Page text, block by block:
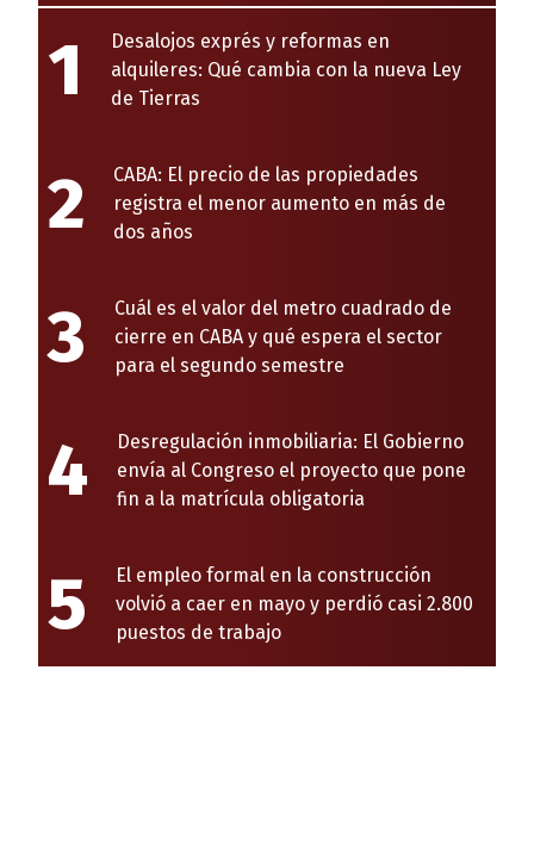
1
Desalojos exprés y reformas en
alquileres: Qué cambia con la nueva Ley
de Tierras
2
CABA: El precio de las propiedades
registra el menor aumento en más de
dos años
3
Cuál es el valor del metro cuadrado de
cierre en CABA y qué espera el sector
para el segundo semestre
4
Desregulación inmobiliaria: El Gobierno
envía al Congreso el proyecto que pone
fin a la matrícula obligatoria
5
El empleo formal en la construcción
volvió a caer en mayo y perdió casi 2.800
puestos de trabajo